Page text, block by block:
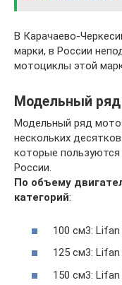
В Карачаево-
марки, в России
мотоциклы этой
Модельный ряд
Модельный ряд
нескольких
которые
России.
По объему
категорий:
100 см3: Lifan
125 см3: Lifan
150 см3: Lifan